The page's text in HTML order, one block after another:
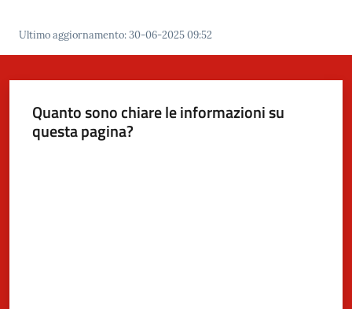
Vivere
Casalfiumanese
Ultimo aggiornamento:30-06-2025 09:52
Quanto sono chiare le informazioni su
questa pagina?